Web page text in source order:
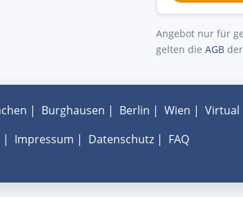
Angebot nur für
gelten die AGB
| Burghausen | Berlin | Wien | Virtual
| Impressum | Datenschutz| FAQ